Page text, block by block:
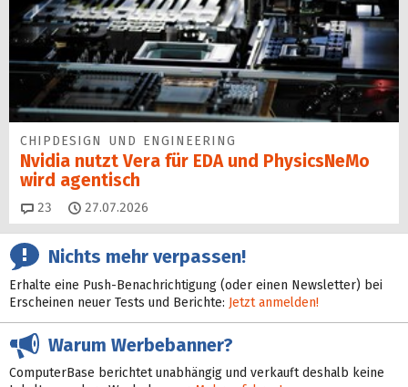
CHIPDESIGN UND ENGINEERING
Nvidia nutzt Vera für EDA und PhysicsNeMo
wird agentisch
23 Kommentare
27.07.2026
Nichts mehr verpassen!
Erhalte eine Push-Benachrichtigung (oder einen Newsletter) bei
Erscheinen neuer Tests und Berichte: Jetzt anmelden!
Warum Werbebanner?
ComputerBase berichtet unabhängig und verkauft deshalb keine